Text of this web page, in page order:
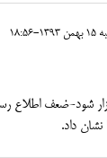
شود-ضعف اطلاع
داد.